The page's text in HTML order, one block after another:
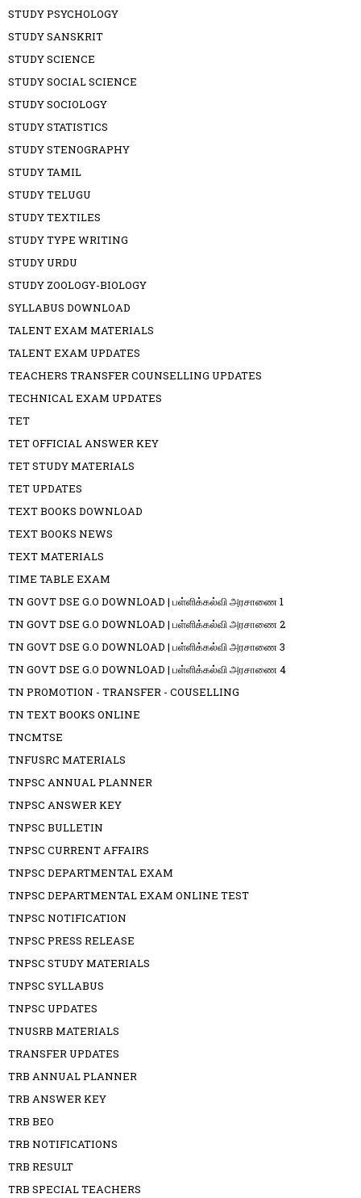
STUDY PSYCHOLOGY
STUDY SANSKRIT
STUDY SCIENCE
STUDY SOCIAL SCIENCE
STUDY SOCIOLOGY
STUDY STATISTICS
STUDY STENOGRAPHY
STUDY TAMIL
STUDY TELUGU
STUDY TEXTILES
STUDY TYPE WRITING
STUDY URDU
STUDY ZOOLOGY-BIOLOGY
SYLLABUS DOWNLOAD
TALENT EXAM MATERIALS
TALENT EXAM UPDATES
TEACHERS TRANSFER COUNSELLING UPDATES
TECHNICAL EXAM UPDATES
TET
TET OFFICIAL ANSWER KEY
TET STUDY MATERIALS
TET UPDATES
TEXT BOOKS DOWNLOAD
TEXT BOOKS NEWS
TEXT MATERIALS
TIME TABLE EXAM
TN GOVT DSE G.O DOWNLOAD | பள்ளிக்கல்வி அரசாணை 1
TN GOVT DSE G.O DOWNLOAD | பள்ளிக்கல்வி அரசாணை 2
TN GOVT DSE G.O DOWNLOAD | பள்ளிக்கல்வி அரசாணை 3
TN GOVT DSE G.O DOWNLOAD | பள்ளிக்கல்வி அரசாணை 4
TN PROMOTION - TRANSFER - COUSELLING
TN TEXT BOOKS ONLINE
TNCMTSE
TNFUSRC MATERIALS
TNPSC ANNUAL PLANNER
TNPSC ANSWER KEY
TNPSC BULLETIN
TNPSC CURRENT AFFAIRS
TNPSC DEPARTMENTAL EXAM
TNPSC DEPARTMENTAL EXAM ONLINE TEST
TNPSC NOTIFICATION
TNPSC PRESS RELEASE
TNPSC STUDY MATERIALS
TNPSC SYLLABUS
TNPSC UPDATES
TNUSRB MATERIALS
TRANSFER UPDATES
TRB ANNUAL PLANNER
TRB ANSWER KEY
TRB BEO
TRB NOTIFICATIONS
TRB RESULT
TRB SPECIAL TEACHERS